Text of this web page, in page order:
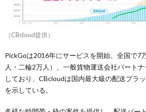
（CBcloud提供）
PickGoは2016年にサービスを開始。全国で7
人・二輪2万人）、一般貨物運送会社パート
しており、CBcloudは国内最大級の配送プラ
を示している。